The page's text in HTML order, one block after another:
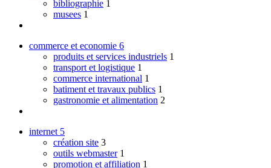
bibliographie 1
musees 1
commerce et economie 6
produits et services industriels 1
transport et logistique 1
commerce international 1
batiment et travaux publics 1
gastronomie et alimentation 2
internet 5
création site 3
outils webmaster 1
promotion et affiliation 1